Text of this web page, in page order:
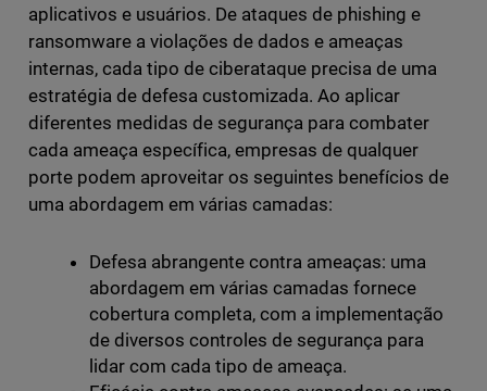
aplicativos e usuários. De ataques de phishing e
ransomware a violações de dados e ameaças
internas, cada tipo de ciberataque precisa de uma
estratégia de defesa customizada. Ao aplicar
diferentes medidas de segurança para combater
cada ameaça específica, empresas de qualquer
porte podem aproveitar os seguintes benefícios de
uma abordagem em várias camadas:
Defesa abrangente contra ameaças: uma
abordagem em várias camadas fornece
cobertura completa, com a implementação
de diversos controles de segurança para
lidar com cada tipo de ameaça.